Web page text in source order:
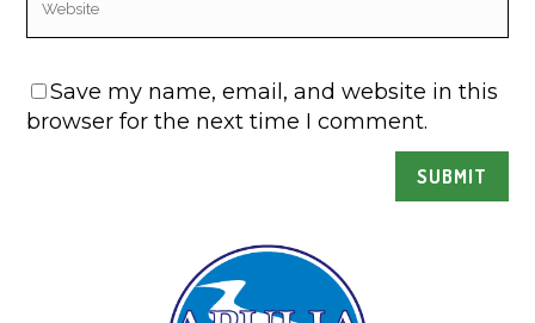
Save my name, email, and website in this
browser for the next time I comment.